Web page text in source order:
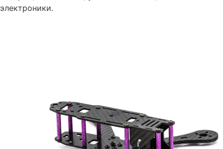
электроники.